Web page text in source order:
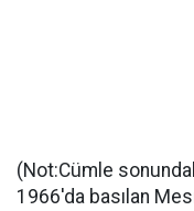
(Not:Cümle
1966'da basılan